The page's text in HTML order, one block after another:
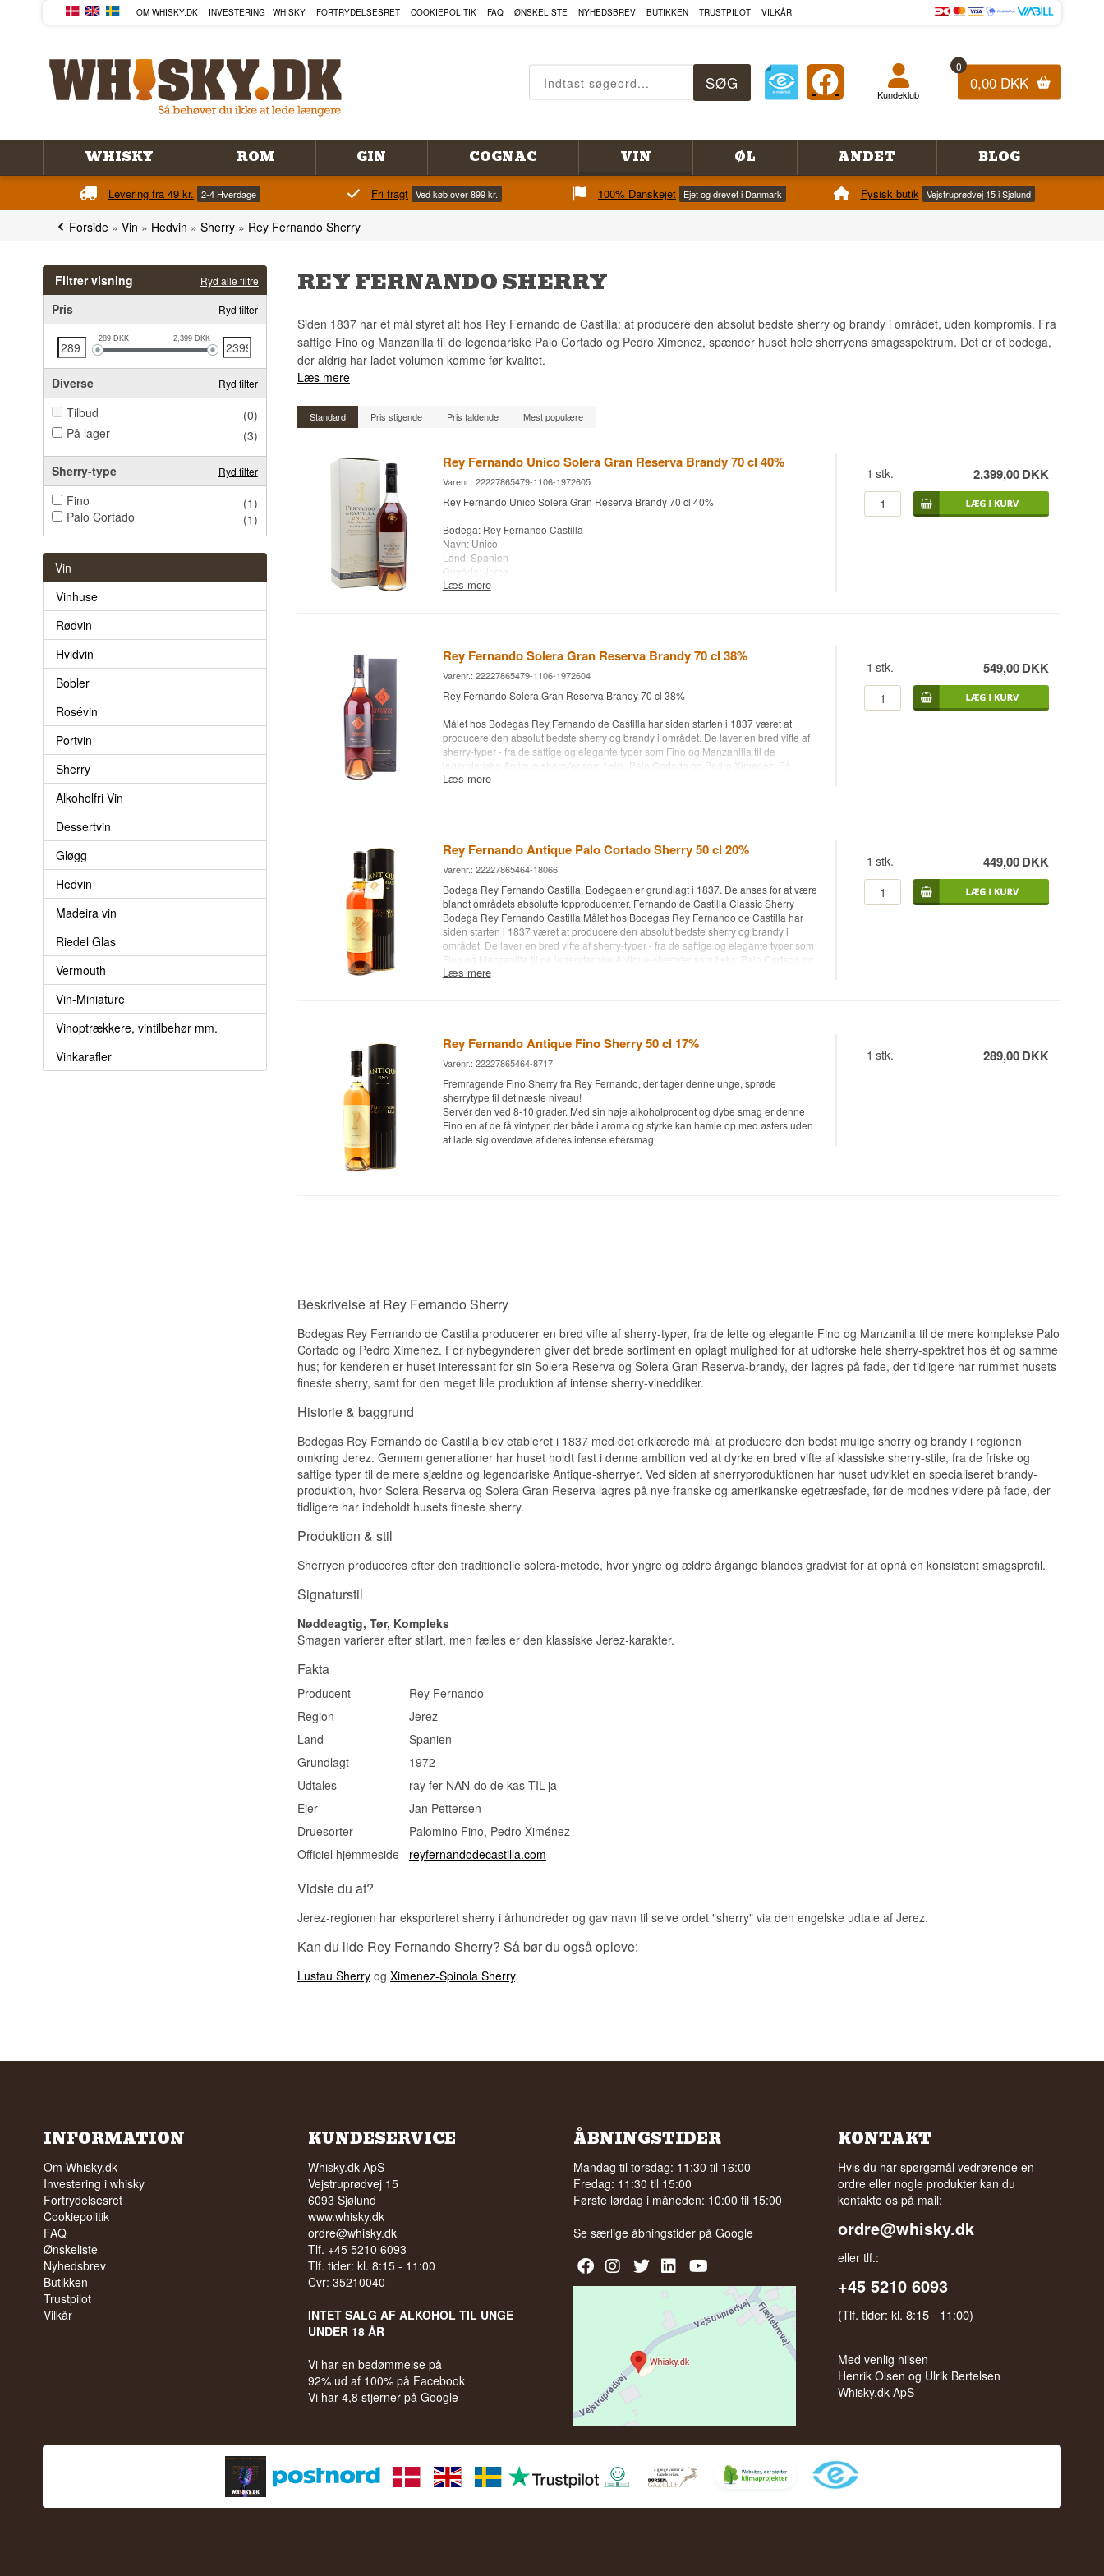
OM WHISKY.DK INVESTERING I WHISKY FORTRYDELSESRET COOKIEPOLITIK FAQ ØNSKELISTE NYHEDSBREV BUTIKKEN TRUSTPILOT VILKÅR
0
0,00 DKK
Kundeklub
WHISKY ROM GIN COGNAC VIN ØL ANDET BLOG
Levering fra 49 kr. 2-4 Hverdage Fri fragt Ved køb over 899 kr. 100% Danskejet Ejet og drevet i Danmark Fysisk butik Vejstruprødvej 15 i Sjølund
Forside » Vin » Hedvin » Sherry » Rey Fernando Sherry
Filtrer visning Ryd alle filtre
Pris Ryd filter
289 DKK 2,399 DKK
Diverse Ryd filter
Tilbud
(0)
På lager
(3)
Sherry-type Ryd filter
Fino
(1)
Palo Cortado
(1)
Vin
Vinhuse
Rødvin
Hvidvin
Bobler
Rosévin
Portvin
Sherry
Alkoholfri Vin
Dessertvin
Gløgg
Hedvin
Madeira vin
Riedel Glas
Vermouth
Vin-Miniature
Vinoptrækkere, vintilbehør mm.
Vinkarafler
REY FERNANDO SHERRY
Siden 1837 har ét mål styret alt hos Rey Fernando de Castilla: at producere den absolut bedste sherry og brandy i området, uden kompromis. Fra
saftige Fino og Manzanilla til de legendariske Palo Cortado og Pedro Ximenez, spænder huset hele sherryens smagsspektrum. Det er et bodega,
der aldrig har ladet volumen komme før kvalitet.
Læs mere
Standard Pris stigende Pris faldende Mest populære
Rey Fernando Unico Solera Gran Reserva Brandy 70 cl 40%
Varenr.: 22227865479-1106-1972605
Rey Fernando Unico Solera Gran Reserva Brandy 70 cl 40%
Bodega: Rey Fernando Castilla
Navn: Unico
Land: Spanien
Område: Jerez
Type: Solera Gran Reserva Brandy
Læs mere
1 stk. 2.399,00DKK
Rey Fernando Solera Gran Reserva Brandy 70 cl 38%
Varenr.: 22227865479-1106-1972604
Rey Fernando Solera Gran Reserva Brandy 70 cl 38%
Målet hos Bodegas Rey Fernando de Castilla har siden starten i 1837 været at
producere den absolut bedste sherry og brandy i området. De laver en bred vifte af
sherry-typer - fra de saftige og elegante typer som Fino og Manzanilla til de
legendariske Antique-sherry'er som f.eks. Palo Cortado og Pedro Ximenez. På
Brandy fronten producerer de udelukkende Solera Reserva og Solera Gran Reserva
Bodega: Rey Fernando Castilla
Type: Solera Gran Reserva Brandy
Alc. styrke: 38%
70 cl.
Læs mere
1 stk. 549,00DKK
Rey Fernando Antique Palo Cortado Sherry 50 cl 20%
Varenr.: 22227865464-18066
Bodega Rey Fernando Castilla. Bodegaen er grundlagt i 1837. De anses for at være
blandt områdets absolutte topproducenter. Fernando de Castilla Classic Sherry
Bodega Rey Fernando Castilla Målet hos Bodegas Rey Fernando de Castilla har
siden starten i 1837 været at producere den absolut bedste sherry og brandy i
området. De laver en bred vifte af sherry-typer - fra de saftige og elegante typer som
Fino og Manzanilla til de legendariske Antique-sherry'er som f.eks. Palo Cortado og
Pedro Ximenez. På Brandy fronten producerer de udelukkende Solera Reserva og
Læs mere
1 stk. 449,00DKK
Rey Fernando Antique Fino Sherry 50 cl 17%
Varenr.: 22227865464-8717
Fremragende Fino Sherry fra Rey Fernando, der tager denne unge, sprøde
sherrytype til det næste niveau!
Servér den ved 8-10 grader. Med sin høje alkoholprocent og dybe smag er denne
Fino en af de få vintyper, der både i aroma og styrke kan hamle op med østers uden
at lade sig overdøve af deres intense eftersmag.
1 stk. 289,00DKK
Beskrivelse af Rey Fernando Sherry
Bodegas Rey Fernando de Castilla producerer en bred vifte af sherry-typer, fra de lette og elegante Fino og Manzanilla til de mere komplekse Palo
Cortado og Pedro Ximenez. For nybegynderen giver det brede sortiment en oplagt mulighed for at udforske hele sherry-spektret hos ét og samme
hus; for kenderen er huset interessant for sin Solera Reserva og Solera Gran Reserva-brandy, der lagres på fade, der tidligere har rummet husets
fineste sherry, samt for den meget lille produktion af intense sherry-vineddiker.
Historie & baggrund
Bodegas Rey Fernando de Castilla blev etableret i 1837 med det erklærede mål at producere den bedst mulige sherry og brandy i regionen
omkring Jerez. Gennem generationer har huset holdt fast i denne ambition ved at dyrke en bred vifte af klassiske sherry-stile, fra de friske og
saftige typer til de mere sjældne og legendariske Antique-sherryer. Ved siden af sherryproduktionen har huset udviklet en specialiseret brandy-
produktion, hvor Solera Reserva og Solera Gran Reserva lagres på nye franske og amerikanske egetræsfade, før de modnes videre på fade, der
tidligere har indeholdt husets fineste sherry.
Produktion & stil
Sherryen produceres efter den traditionelle solera-metode, hvor yngre og ældre årgange blandes gradvist for at opnå en konsistent smagsprofil.
Signaturstil
Nøddeagtig, Tør, Kompleks
Smagen varierer efter stilart, men fælles er den klassiske Jerez-karakter.
Fakta
Producent
Rey Fernando
Region
Jerez
Land
Spanien
Grundlagt
1972
Udtales
ray fer-NAN-do de kas-TIL-ja
Ejer
Jan Pettersen
Druesorter
Palomino Fino, Pedro Ximénez
Officiel hjemmeside
reyfernandodecastilla.com
Vidste du at?
Jerez-regionen har eksporteret sherry i århundreder og gav navn til selve ordet "sherry" via den engelske udtale af Jerez.
Kan du lide Rey Fernando Sherry? Så bør du også opleve:
Lustau Sherry og Ximenez-Spinola Sherry.
INFORMATION
Om Whisky.dk
Investering i whisky
Fortrydelsesret
Cookiepolitik
FAQ
Ønskeliste
Nyhedsbrev
Butikken
Trustpilot
Vilkår
KUNDESERVICE
Whisky.dk ApS
Vejstruprødvej 15
6093 Sjølund
www.whisky.dk
ordre@whisky.dk
Tlf. +45 5210 6093
Tlf. tider: kl. 8:15 - 11:00
Cvr: 35210040
INTET SALG AF ALKOHOL TIL UNGE
UNDER 18 ÅR
Vi har en bedømmelse på
92% ud af 100% på Facebook
Vi har 4,8 stjerner på Google
ÅBNINGSTIDER
Mandag til torsdag: 11:30 til 16:00
Fredag: 11:30 til 15:00
Første lørdag i måneden: 10:00 til 15:00
Se særlige åbningstider på Google
KONTAKT
Hvis du har spørgsmål vedrørende en
ordre eller nogle produkter kan du
kontakte os på mail:
ordre@whisky.dk
eller tlf.:
+45 5210 6093
(Tlf. tider: kl. 8:15 - 11:00)
Med venlig hilsen
Henrik Olsen og Ulrik Bertelsen
Whisky.dk ApS